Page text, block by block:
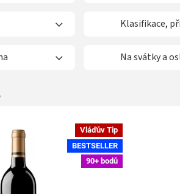
Klasifikace,
Na svátky a
Vláďův Tip
BESTSELLER
90+ bodů